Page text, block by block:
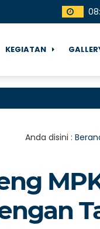
08:
KEGIATAN
Anda disini :